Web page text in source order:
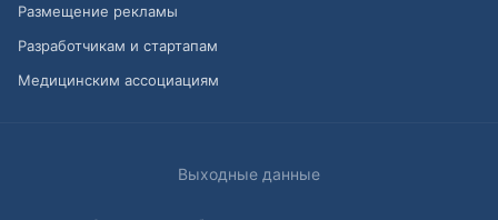
Размещение рекламы
Разработчикам и стартапам
Медицинским ассоциациям
Выходные данные